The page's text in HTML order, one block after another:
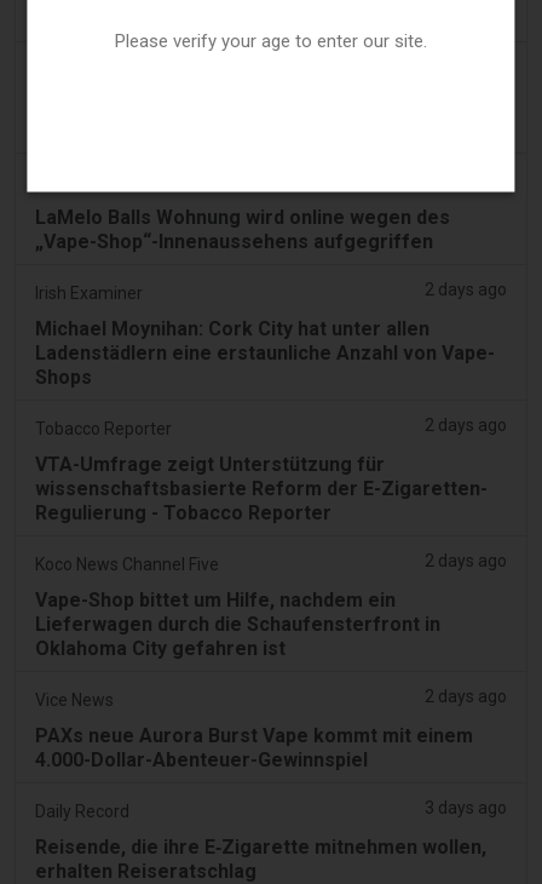
LaMelo Balls Wohnung wird online wegen des
„Vape-Shop“-Innenaussehens aufgegriffen
Irish Examiner 2 days ago
Michael Moynihan: Cork City hat unter allen
Ladenstädlern eine erstaunliche Anzahl von Vape-
Shops
Tobacco Reporter 2 days ago
VTA-Umfrage zeigt Unterstützung für
wissenschaftsbasierte Reform der E-Zigaretten-
Regulierung - Tobacco Reporter
Koco News Channel Five 2 days ago
Vape-Shop bittet um Hilfe, nachdem ein
Lieferwagen durch die Schaufensterfront in
Oklahoma City gefahren ist
Vice News 2 days ago
PAXs neue Aurora Burst Vape kommt mit einem
4.000-Dollar-Abenteuer-Gewinnspiel
Daily Record 3 days ago
Reisende, die ihre E‑Zigarette mitnehmen wollen,
erhalten Reiseratschlag
Please verify your age to enter our site.